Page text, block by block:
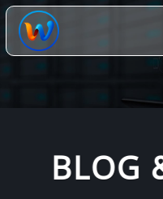
Chuyển
đến
dung
BLOG